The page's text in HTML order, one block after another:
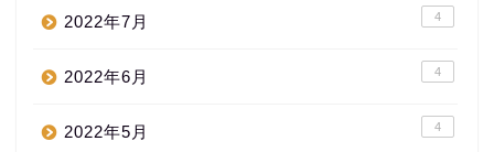
2022年7月 4
2022年6月 4
2022年5月 4